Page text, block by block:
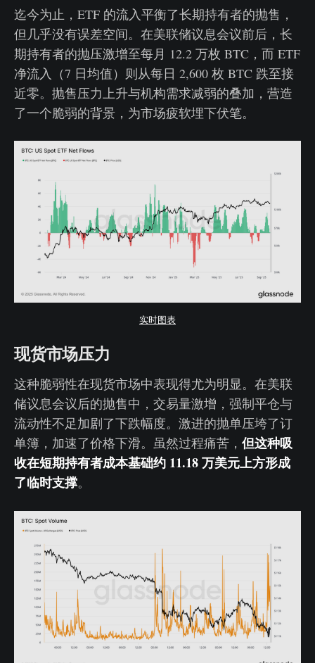
迄今为止，ETF 的流入平衡了长期持有者的抛售，
但几乎没有误差空间。在美联储议息会议前后，长
期持有者的抛压激增至每月 12.2 万枚 BTC，而 ETF
净流入（7 日均值）则从每日 2,600 枚 BTC 跌至接
近零。抛售压力上升与机构需求减弱的叠加，营造
了一个脆弱的背景，为市场疲软埋下伏笔。
实时图表
现货市场压力
这种脆弱性在现货市场中表现得尤为明显。在美联
储议息会议后的抛售中，交易量激增，强制平仓与
流动性不足加剧了下跌幅度。激进的抛单压垮了订
单簿，加速了价格下滑。虽然过程痛苦， 但这种吸
收在短期持有者成本基础约 11.18 万美元上方形成
了临时支撑。